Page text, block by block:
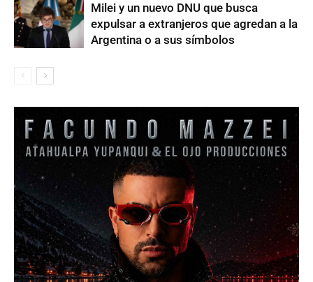
Milei y un nuevo DNU que busca
expulsar a extranjeros que agredan a la
Argentina o a sus símbolos